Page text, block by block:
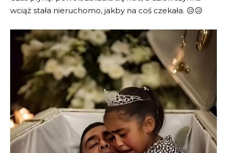
wciąż stała nieruchomo, jakby na coś czekała. 😥😥